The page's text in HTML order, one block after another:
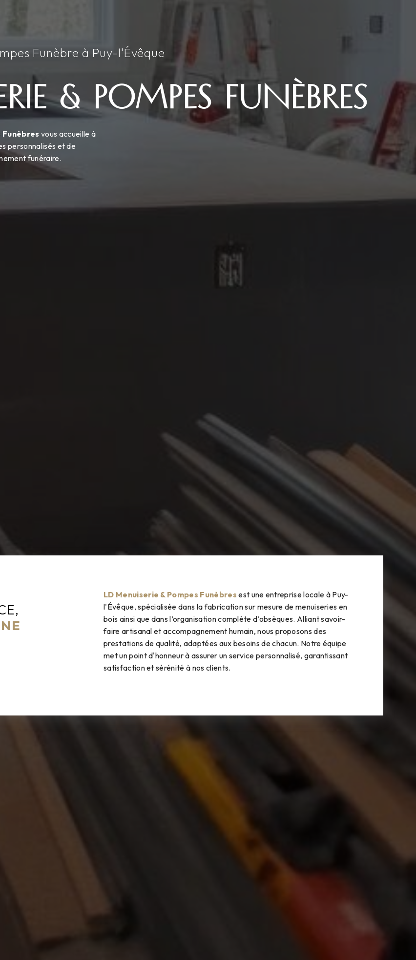
Funèbre à Puy-l'Évêque
& POMPES FUNÈBRES
Funèbres vous accueille à
personnalisés et de
funéraire.
LD Menuiserie & Pompes Funèbres est une entreprise locale à Puy-
l'Évêque, spécialisée dans la fabrication sur mesure de menuiseries en
bois ainsi que dans l’organisation complète d’obsèques. Alliant savoir-
faire artisanal et accompagnement humain, nous proposons des
prestations de qualité, adaptées aux besoins de chacun. Notre équipe
met un point d'honneur à assurer un service personnalisé, garantissant
satisfaction et sérénité à nos clients.